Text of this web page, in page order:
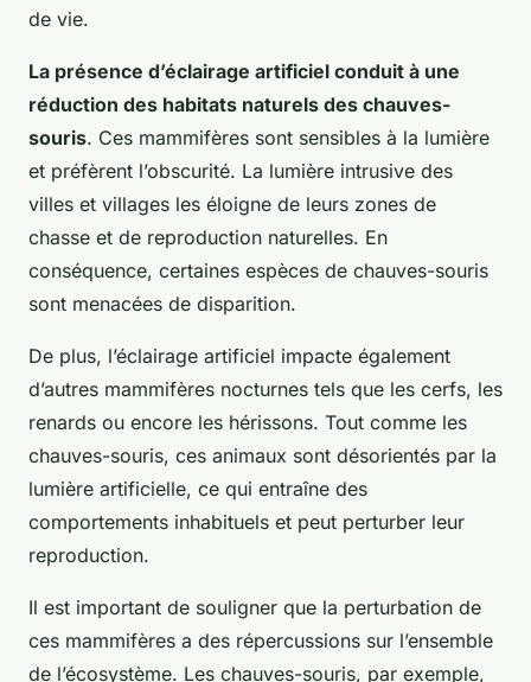
de vie.
La présence d’éclairage artificiel conduit à une
réduction des habitats naturels des chauves-
souris. Ces mammifères sont sensibles à la lumière
et préfèrent l’obscurité. La lumière intrusive des
villes et villages les éloigne de leurs zones de
chasse et de reproduction naturelles. En
conséquence, certaines espèces de chauves-souris
sont menacées de disparition.
De plus, l’éclairage artificiel impacte également
d’autres mammifères nocturnes tels que les cerfs, les
renards ou encore les hérissons. Tout comme les
chauves-souris, ces animaux sont désorientés par la
lumière artificielle, ce qui entraîne des
comportements inhabituels et peut perturber leur
reproduction.
Il est important de souligner que la perturbation de
ces mammifères a des répercussions sur l’ensemble
de l’écosystème. Les chauves-souris, par exemple,